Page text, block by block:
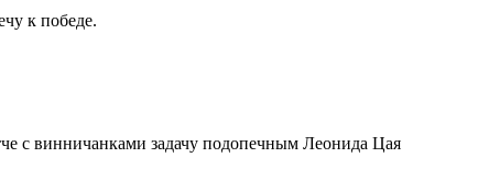
к победе.
с винничанками задачу подопечным Леонида Цая